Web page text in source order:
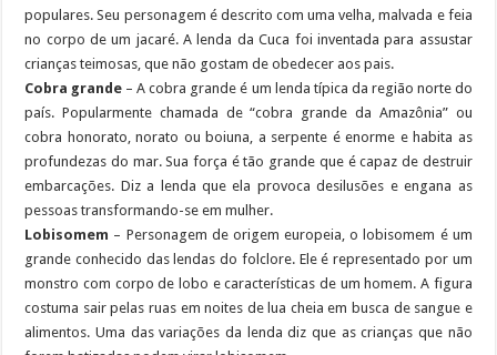
populares. Seu personagem é descrito com uma velha, malvada e feia
no corpo de um jacaré. A lenda da Cuca foi inventada para assustar
crianças teimosas, que não gostam de obedecer aos pais.
Cobra grande – A cobra grande é um lenda típica da região norte do
país. Popularmente chamada de “cobra grande da Amazônia” ou
cobra honorato, norato ou boiuna, a serpente é enorme e habita as
profundezas do mar. Sua força é tão grande que é capaz de destruir
embarcações. Diz a lenda que ela provoca desilusões e engana as
pessoas transformando-se em mulher.
Lobisomem – Personagem de origem europeia, o lobisomem é um
grande conhecido das lendas do folclore. Ele é representado por um
monstro com corpo de lobo e características de um homem. A figura
costuma sair pelas ruas em noites de lua cheia em busca de sangue e
alimentos. Uma das variações da lenda diz que as crianças que não